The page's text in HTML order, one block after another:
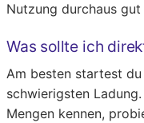
Nutzung durchaus gut
Was sollte ich
Am besten startest
schwierigsten
Mengen kennen,